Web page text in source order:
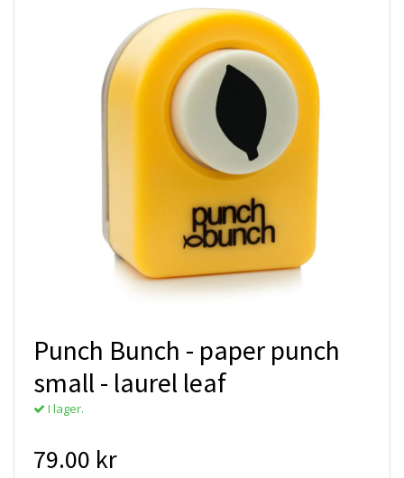
Punch Bunch - paper punch
small - laurel leaf
I lager.
79.00 kr